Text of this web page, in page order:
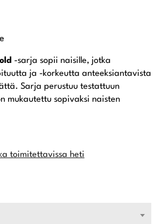
-sarja sopii naisille, jotka
ja -korkeutta anteeksiantavista
Sarja perustuu testattuun
mukautettu sopivaksi naisten
toimitettavissa heti